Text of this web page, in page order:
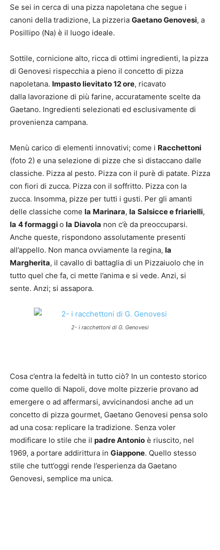
Se sei in cerca di una pizza napoletana che segue i
canoni della tradizione, La pizzeria Gaetano Genovesi, a
Posillipo (Na) è il luogo ideale.
Sottile, cornicione alto, ricca di ottimi ingredienti, la pizza
di Genovesi rispecchia a pieno il concetto di pizza
napoletana. Impasto lievitato 12 ore, ricavato
dalla lavorazione di più farine, accuratamente scelte da
Gaetano. Ingredienti selezionati ed esclusivamente di
provenienza campana.
Menù carico di elementi innovativi; come i Racchettoni
(foto 2) e una selezione di pizze che si distaccano dalle
classiche. Pizza al pesto. Pizza con il purè di patate. Pizza
con fiori di zucca. Pizza con il soffritto. Pizza con la
zucca. Insomma, pizze per tutti i gusti. Per gli amanti
delle classiche come la Marinara, la Salsicce e friarielli,
la 4 formaggio la Diavola non c’è da preoccuparsi.
Anche queste, rispondono assolutamente presenti
all’appello. Non manca ovviamente la regina, la
Margherita, il cavallo di battaglia di un Pizzaiuolo che in
tutto quel che fa, ci mette l’anima e si vede. Anzi, si
sente. Anzi; si assapora.
2- i racchettoni di G. Genovesi
Cosa c’entra la fedeltà in tutto ciò? In un contesto storico
come quello di Napoli, dove molte pizzerie provano ad
emergere o ad affermarsi, avvicinandosi anche ad un
concetto di pizza gourmet, Gaetano Genovesi pensa solo
ad una cosa: replicare la tradizione. Senza voler
modificare lo stile che il padre Antonio è riuscito, nel
1969, a portare addirittura in Giappone. Quello stesso
stile che tutt’oggi rende l’esperienza da Gaetano
Genovesi, semplice ma unica.